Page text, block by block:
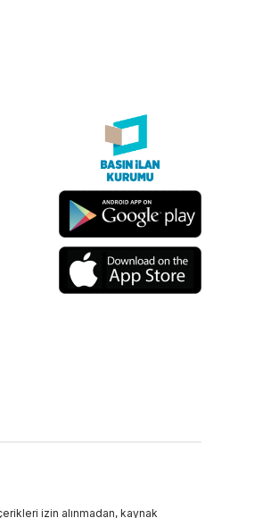
izin alınmadan, kaynak